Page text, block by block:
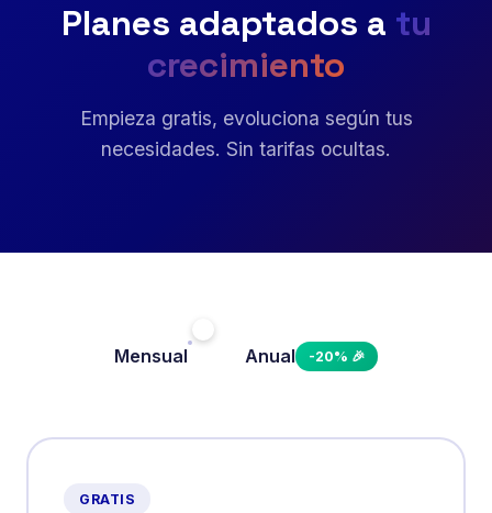
Planes adaptados a tu
crecimiento
Empieza gratis, evoluciona según tus
necesidades. Sin tarifas ocultas.
Mensual Anual -20% 🎉
GRATIS